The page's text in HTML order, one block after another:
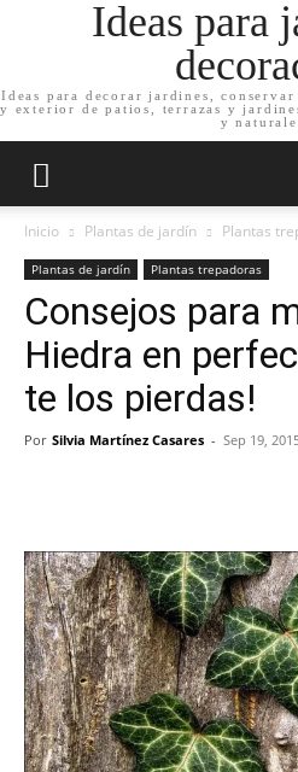
Ideas para
Ideas para decorar jardines,
y exterior de patios, terrazas y
y
Inicio Plantas de jardín Plantas
Plantas de jardín Plantas trepadoras
Consejos para
Hiedra en
te los pierdas!
Por Silvia Martínez Casares - Sep 19,